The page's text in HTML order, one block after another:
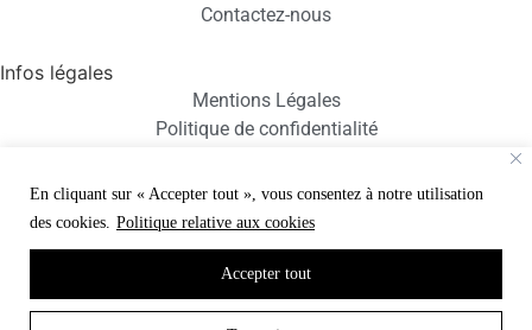
En cliquant sur « Accepter tout », vous consentez à notre utilisation
des cookies. Politique relative aux cookies
Accepter tout
Contactez-nous
Infos légales
Mentions Légales
Politique de confidentialité
NOUS RETROUVER
@rollroll_france
@rollrollparis
© 2024 ROLL ROLL. Tous droits réservés. Made By